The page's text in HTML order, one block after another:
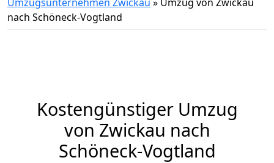
nach Schöneck-Vogtland
Kostengünstiger Umzug
von Zwickau nach
Schöneck-Vogtland